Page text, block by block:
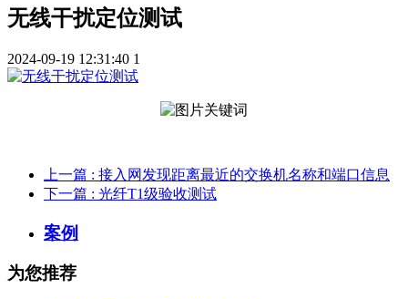
无线干扰定位测试
2024-09-19 12:31:40 1
上一篇 : 接入网发现距离最近的交换机名称和端口信息
下一篇 : 光纤T1级验收测试
案例
为您推荐